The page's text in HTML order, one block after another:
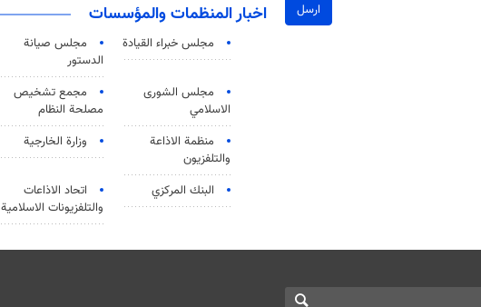
ارسل اخبار المنظمات والمؤسسات
مجلس خبراء القيادة
مجلس صيانة
الدستور
مجلس الشورى
الاسلامي
مجمع تشخيص
مصلحة النظام
منظمة الاذاعة
والتلفزیون
وزارة الخارجية
البنك المركزي
اتحاد الاذاعات
والتلفزيونات الاسلامية